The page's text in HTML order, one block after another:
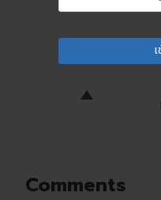
อยู่
ผ่าน
Comments